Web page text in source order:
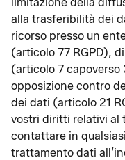
alla trasferibilità dei
ricorso presso un
(articolo 77 RGPD),
(articolo 7 capoverso
opposizione contro
dei dati (articolo 21
vostri diritti relativi al
contattare in
trattamento dati